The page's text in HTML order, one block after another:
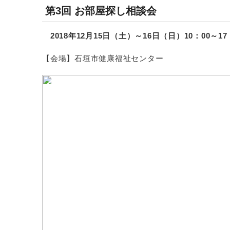
第3回 お部屋探し相談会
2018年12月15日（土）～16日（日）10：00～17
【会場】石垣市健康福祉センター